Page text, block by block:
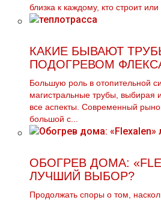
близка к каждому, кто строит или
КАКИЕ БЫВАЮТ
ПОДОГРЕВОМ
Большую роль в отопительной
магистральные трубы, выбирая
все аспекты. Современный
большой с...
ОБОГРЕВ ДОМА:
ЛУЧШИЙ ВЫБОР?
Продолжать споры о том,